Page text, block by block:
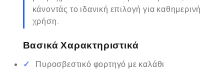
κάνοντάς το ιδανική επιλογή για καθημερινή
χρήση.
Βασικά Χαρακτηριστικά
Πυροσβεστικό φορτηγό με καλάθι